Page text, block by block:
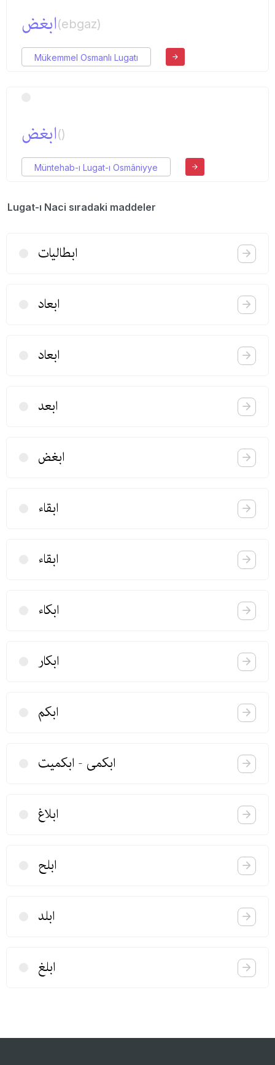
ابغض(ebgaz)
Mükemmel Osmanlı Lugatı
ابغض()
Müntehab-ı Lugat-ı Osmâniyye
Lugat-ı Naci sıradaki maddeler
ابطالیات
ابعاد
ابعاد
ابعد
ابغض
ابقاء
ابقاء
ابكاء
ابكار
ابكم
ابكمی - ابكمیت
ابلاغ
ابلح
ابلد
ابلغ